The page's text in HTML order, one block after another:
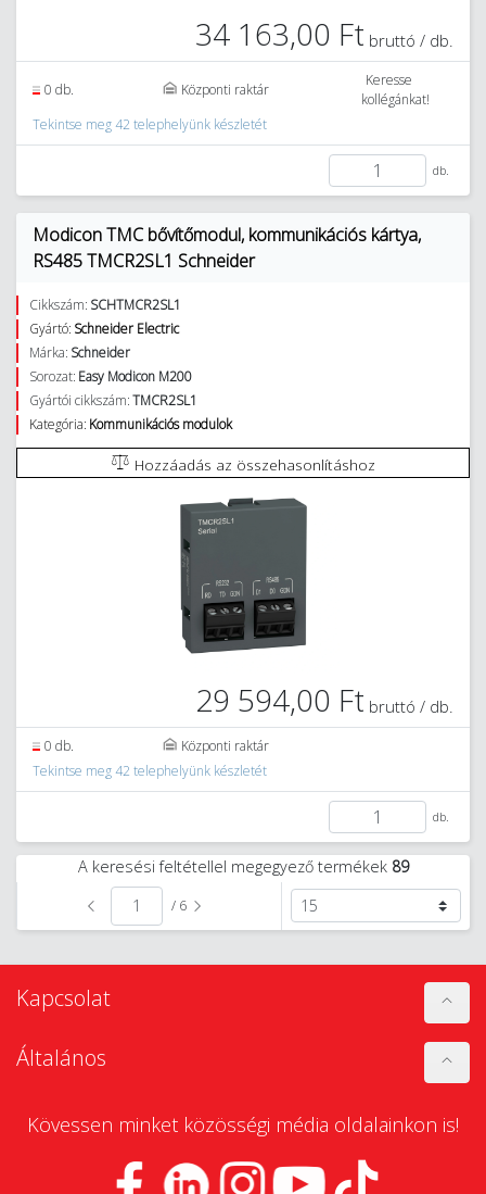
34 163,00 Ft bruttó / db.
0 db. Központi raktár
Keresse
kollégánkat!
Tekintse meg 42 telephelyünk készletét
db.
Modicon TMC bővítőmodul, kommunikációs kártya,
RS485 TMCR2SL1 Schneider
Cikkszám: SCHTMCR2SL1
Gyártó: Schneider Electric
Márka: Schneider
Sorozat: Easy Modicon M200
Gyártói cikkszám:TMCR2SL1
Kategória: Kommunikációs modulok
Hozzáadás az összehasonlításhoz
29 594,00 Ft bruttó / db.
0 db.
Központi raktár
Tekintse meg 42 telephelyünk készletét
db.
A keresési feltétellel megegyező termékek 89
/ 6
Kapcsolat
Általános
Kövessen minket közösségi média oldalainkon is!